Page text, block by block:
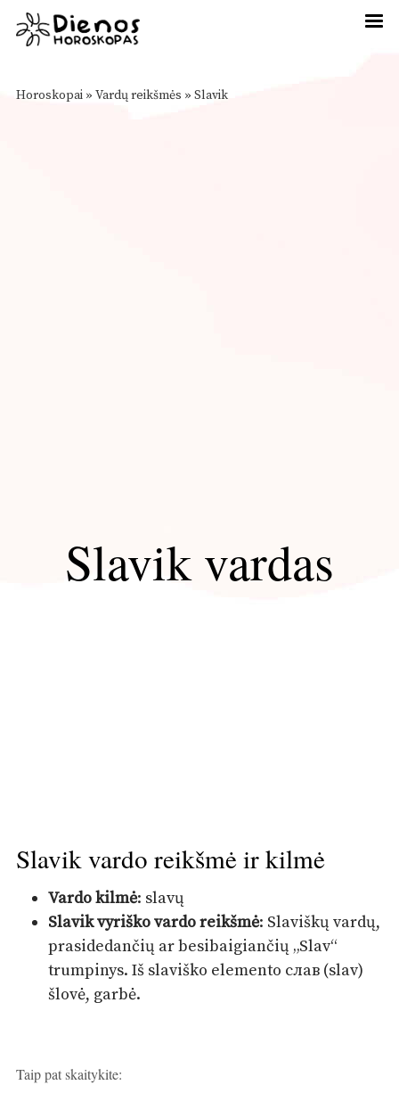
Horoskopai » Vardų reikšmės » Slavik
Slavik vardas
Slavik vardo reikšmė ir kilmė
Vardo kilmė: slavų
Slavik vyriško vardo reikšmė: Slaviškų vardų,
prasidedančių ar besibaigiančių „Slav“
trumpinys. Iš slaviško elemento слав (slav)
šlovė, garbė.
Taip pat skaitykite: